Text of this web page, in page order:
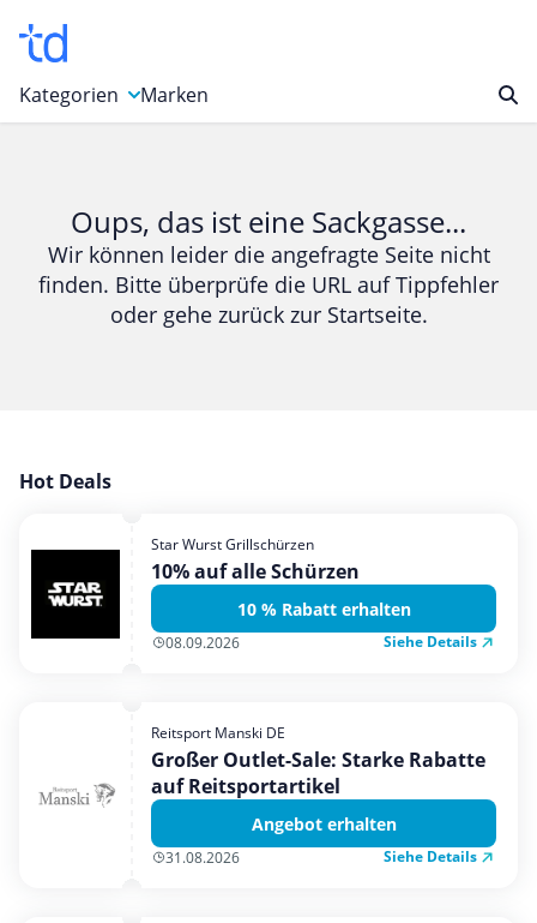
Kategorien
Bücher & Magazine
Computer & Elektronik
Entertainment & Media
Garten, Haushalt & Tiere
Mobilfunk & Internet
Mode & Accessoires
Shopping
Urlaub & Reise
Marken
Oups, das ist eine Sackgasse...
Wir können leider die angefragte Seite nicht
finden. Bitte überprüfe die URL auf Tippfehler
oder gehe zurück zur Startseite.
Hot Deals
Star Wurst Grillschürzen
10% auf alle Schürzen
10 % Rabatt erhalten
08.09.2026 Siehe Details
Reitsport Manski DE
Großer Outlet-Sale: Starke Rabatte
auf Reitsportartikel
Angebot erhalten
31.08.2026 Siehe Details